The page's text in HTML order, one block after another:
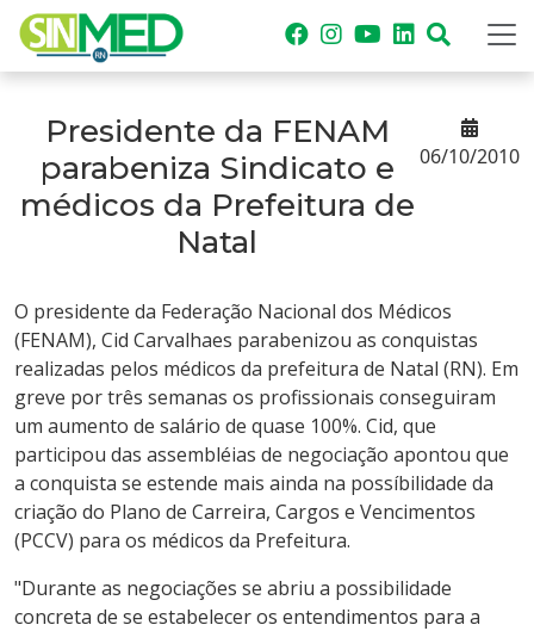
Presidente da FENAM
parabeniza Sindicato e
médicos da Prefeitura de
Natal
06/10/2010
O presidente da Federação Nacional dos Médicos
(FENAM), Cid Carvalhaes parabenizou as conquistas
realizadas pelos médicos da prefeitura de Natal (RN). Em
greve por três semanas os profissionais conseguiram
um aumento de salário de quase 100%. Cid, que
participou das assembléias de negociação apontou que
a conquista se estende mais ainda na possíbilidade da
criação do Plano de Carreira, Cargos e Vencimentos
(PCCV) para os médicos da Prefeitura.
"Durante as negociações se abriu a possibilidade
concreta de se estabelecer os entendimentos para a